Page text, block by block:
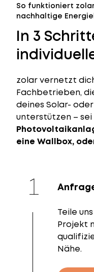
So funktioniert
nachhaltige
In 3
zolar vernetzt
Fachbetrieben,
deines Solar-
unterstützen – sei
eine Wallbox,
Teile
Projekt
Nähe.